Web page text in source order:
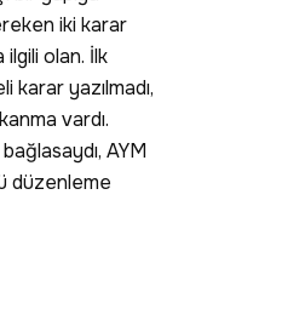
iki karar
olan. İlk
karar yazılmadı,
vardı.
AYM
düzenleme